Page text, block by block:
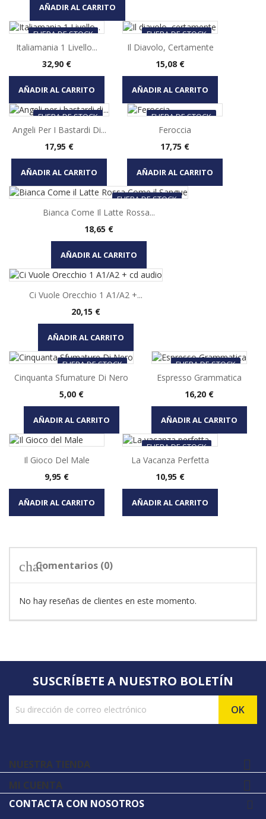
AÑADIR AL CARRITO
FUERA DE STOCK
Italiamania 1 Livello...
Precio
32,90 €
AÑADIR AL CARRITO
FUERA DE STOCK
Il Diavolo, Certamente
Precio
15,08 €
AÑADIR AL CARRITO
FUERA DE STOCK
Angeli Per I Bastardi Di...
Precio
17,95 €
AÑADIR AL CARRITO
FUERA DE STOCK
Feroccia
Precio
17,75 €
AÑADIR AL CARRITO
FUERA DE STOCK
Bianca Come Il Latte Rossa...
Precio
18,65 €
AÑADIR AL CARRITO
Ci Vuole Orecchio 1 A1/A2 +...
Precio
20,15 €
AÑADIR AL CARRITO
FUERA DE STOCK
Cinquanta Sfumature Di Nero
Precio
5,00 €
AÑADIR AL CARRITO
FUERA DE STOCK
Espresso Grammatica
Precio
16,20 €
AÑADIR AL CARRITO
Il Gioco Del Male
Precio
9,95 €
AÑADIR AL CARRITO
FUERA DE STOCK
La Vacanza Perfetta
Precio
10,95 €
AÑADIR AL CARRITO
chatComentarios (0)
No hay reseñas de clientes en este momento.
SUSCRÍBETE A NUESTRO BOLETÍN
NUESTRA TIENDA 
MI CUENTA 
CONTACTA CON NOSOTROS